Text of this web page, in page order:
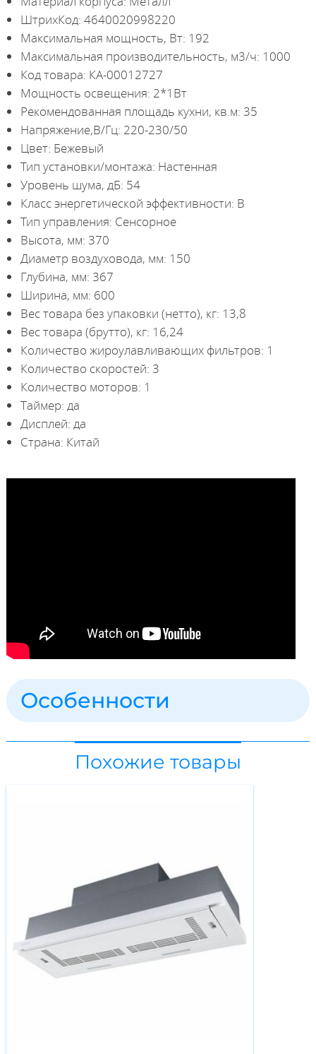
ШтрихКод: 4640020998220
Максимальная мощность, Вт: 192
Максимальная производительность, м3/ч: 1000
Код товара: КА-00012727
Мощность освещения: 2*1Вт
Рекомендованная площадь кухни, кв.м: 35
Напряжение,В/Гц: 220-230/50
Цвет: Бежевый
Тип установки/монтажа: Настенная
Уровень шума, дБ: 54
Класс энергетической эффективности: B
Тип управления: Сенсорное
Высота, мм: 370
Диаметр воздуховода, мм: 150
Глубина, мм: 367
Ширина, мм: 600
Вес товара без упаковки (нетто), кг: 13,8
Вес товара (брутто), кг: 16,24
Количество жироулавливающих фильтров: 1
Количество скоростей: 3
Количество моторов: 1
Таймер: да
Дисплей: да
Страна: Китай
Особенности
Похожие товары